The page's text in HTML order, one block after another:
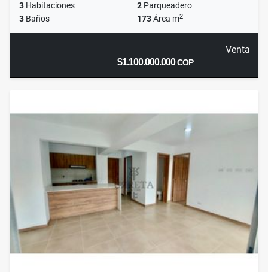
3 Habitaciones 2 Parqueadero
3 Baños 173Área m2
Venta
$1.100.000.000COP